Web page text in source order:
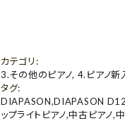
カテゴリ :
3.その他のピアノ, 4.ピアノ新
タグ:
DIAPASON,DIAPASON
ップライトピアノ,中古ピアノ,